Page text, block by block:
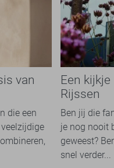
van
die een
Een
Rijssen
Ben jij die
je nog nooit
geweest?
snel verder...